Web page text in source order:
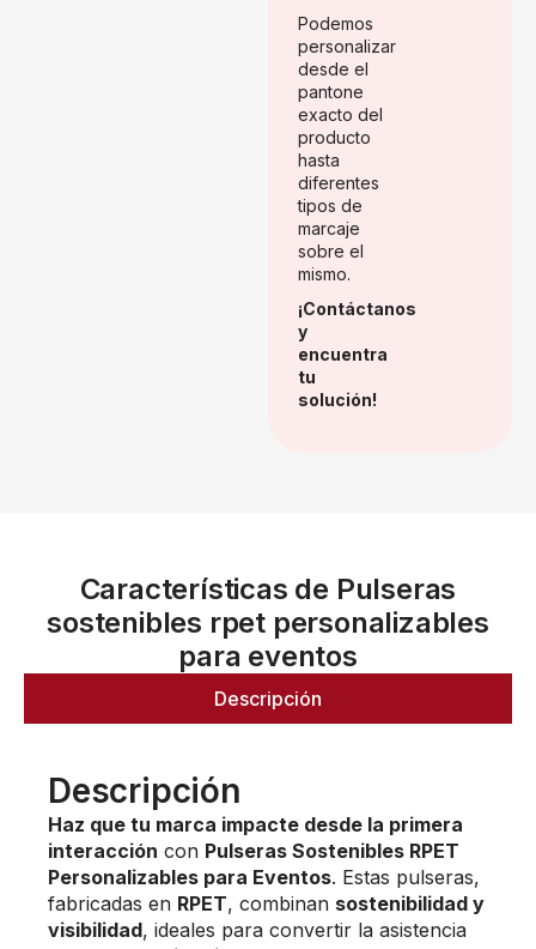
Podemos
personalizar
desde el
pantone
exacto del
producto
hasta
diferentes
tipos de
marcaje
sobre el
mismo.
¡Contáctanos
y
encuentra
tu
solución!
Características de Pulseras
sostenibles rpet personalizables
para eventos
Descripción
Descripción
Haz que tu marca impacte desde la primera
interacción con Pulseras Sostenibles RPET
Personalizables para Eventos. Estas pulseras,
fabricadas en RPET, combinan sostenibilidad y
visibilidad, ideales para convertir la asistencia